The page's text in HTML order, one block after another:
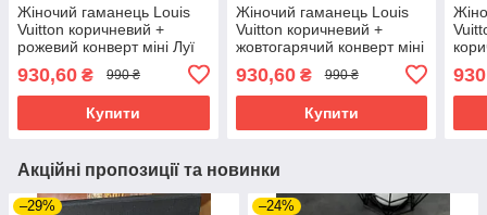
Жіночий гаманець Louis
Vuitton коричневий +
рожевий конверт міні Луї
930,60 ₴ 990 ₴
Купити
Жіночий гаманець Louis
Vuitton коричневий +
жовтогарячий конверт міні
930,60₴ 990 ₴
Купити
Акційні пропозиції та новинки
–29% –24%